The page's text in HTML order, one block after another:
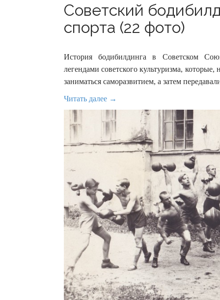
Советский
спорта (22 фото)
История бодибилдинга в Советском
легендами советского культуризма,
заниматься саморазвитием, а затем
Читать далее →